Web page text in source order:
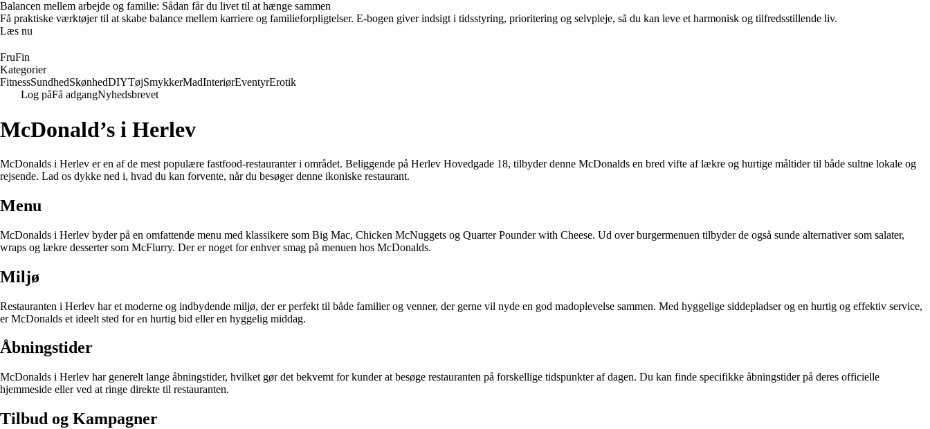
Balancen mellem arbejde og familie: Sådan får du livet til at hænge sammen
Få praktiske værktøjer til at skabe balance mellem karriere og familieforpligtelser. E-bogen giver indsigt i tidsstyring, prioritering og selvpleje, så du kan leve et harmonisk og tilfredsstillende liv.
Læs nu
FruFin
Kategorier
FitnessSundhedSkønhedDIYTøjSmykkerMadInteriørEventyrErotik
Log påFå adgangNyhedsbrevet
McDonald’s i Herlev
McDonalds i Herlev er en af de mest populære fastfood-restauranter i området. Beliggende på Herlev Hovedgade 18, tilbyder denne McDonalds en bred vifte af lækre og hurtige måltider til både sultne lokale og
rejsende. Lad os dykke ned i, hvad du kan forvente, når du besøger denne ikoniske restaurant.
Menu
McDonalds i Herlev byder på en omfattende menu med klassikere som Big Mac, Chicken McNuggets og Quarter Pounder with Cheese. Ud over burgermenuen tilbyder de også sunde alternativer som salater,
wraps og lækre desserter som McFlurry. Der er noget for enhver smag på menuen hos McDonalds.
Miljø
Restauranten i Herlev har et moderne og indbydende miljø, der er perfekt til både familier og venner, der gerne vil nyde en god madoplevelse sammen. Med hyggelige siddepladser og en hurtig og effektiv service,
er McDonalds et ideelt sted for en hurtig bid eller en hyggelig middag.
Åbningstider
McDonalds i Herlev har generelt lange åbningstider, hvilket gør det bekvemt for kunder at besøge restauranten på forskellige tidspunkter af dagen. Du kan finde specifikke åbningstider på deres officielle
hjemmeside eller ved at ringe direkte til restauranten.
Tilbud og Kampagner